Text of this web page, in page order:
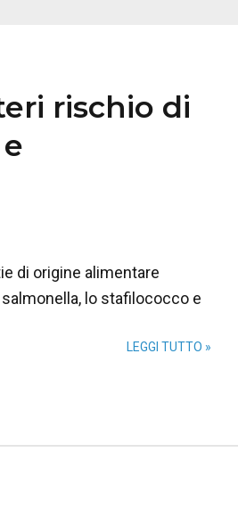
rischio di
di origine alimentare
lo stafilococco e
LEGGI TUTTO »